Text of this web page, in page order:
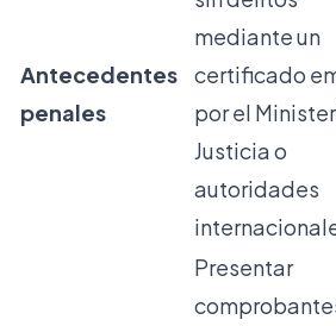
Antecedentes
penales
mediante un
certificado
por el
Justicia o
autoridades
Presentar